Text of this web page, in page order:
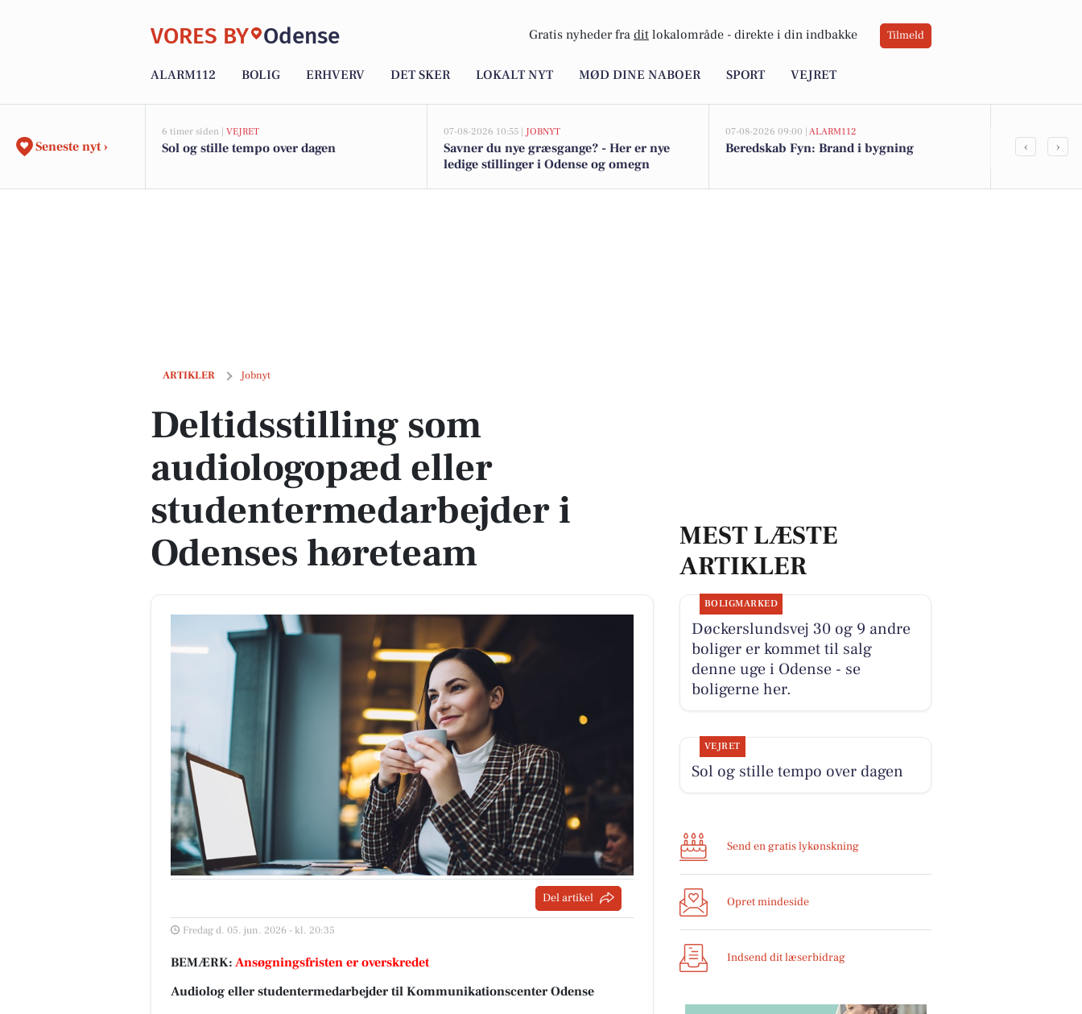
VORES BY Odense Gratis nyheder fra dit lokalområde - direkte i din indbakke Tilmeld
ALARM112 BOLIG ERHVERV DET SKER LOKALT NYT MØD DINE NABOER SPORT VEJRET
Seneste nyt ›
6 timer siden | VEJRET
Sol og stille tempo over dagen
07-08-2026 10:55 | JOBNYT
Savner du nye græsgange? - Her er nye
ledige stillinger i Odense og omegn
07-08-2026 09:00 | ALARM112
Beredskab Fyn: Brand i bygning
Bliv
‹ ›
ARTIKLER Jobnyt
Deltidsstilling som audiologopæd eller studentermedarbejder i Odenses høreteam
Deltidsstilling som
audiologopæd eller
studentermedarbejder i
Odenses høreteam
Del artikel
Fredag d. 05. jun. 2026 - kl. 20:35
BEMÆRK: Ansøgningsfristen er overskredet
Audiolog eller studentermedarbejder til Kommunikationscenter Odense
MEST LÆSTE
ARTIKLER
BOLIGMARKED
Døckerslundsvej 30 og 9 andre
boliger er kommet til salg
denne uge i Odense - se
boligerne her.
VEJRET
Sol og stille tempo over dagen
Send en gratis lykønskning
Opret mindeside
Indsend dit læserbidrag